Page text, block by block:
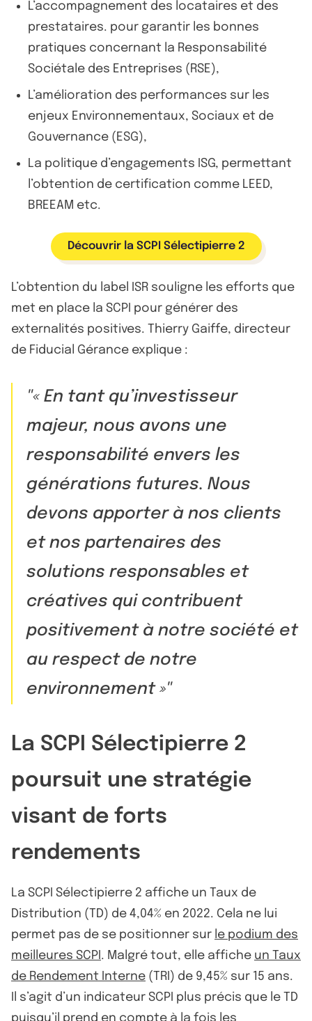
L’accompagnement des locataires et des
prestataires. pour garantir les bonnes
pratiques concernant la Responsabilité
Sociétale des Entreprises (RSE),
L’amélioration des performances sur les
enjeux Environnementaux, Sociaux et de
Gouvernance (ESG),
La politique d’engagements ISG, permettant
l’obtention de certification comme LEED,
BREEAM etc.
Découvrir la SCPI Sélectipierre 2
L’obtention du label ISR souligne les efforts que
met en place la SCPI pour générer des
externalités positives. Thierry Gaiffe, directeur
de Fiducial Gérance explique :
« En tant qu’investisseur
majeur, nous avons une
responsabilité envers les
générations futures. Nous
devons apporter à nos clients
et nos partenaires des
solutions responsables et
créatives qui contribuent
positivement à notre société et
au respect de notre
environnement »
La SCPI Sélectipierre 2
poursuit une stratégie
visant de forts
rendements
La SCPI Sélectipierre 2 affiche un Taux de
Distribution (TD) de 4,04% en 2022. Cela ne lui
permet pas de se positionner sur le podium des
meilleures SCPI . Malgré tout, elle affiche un Taux
de Rendement Interne (TRI) de 9,45% sur 15 ans.
Il s’agit d’un indicateur SCPI plus précis que le TD
puisqu’il prend en compte à la fois les